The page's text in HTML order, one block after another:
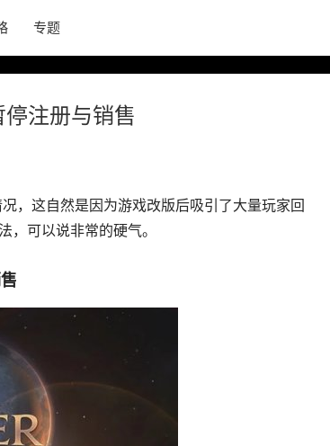
专题
注册与销售
，这自然是因为游戏改版后吸引了大量玩家回
，可以说非常的硬气。